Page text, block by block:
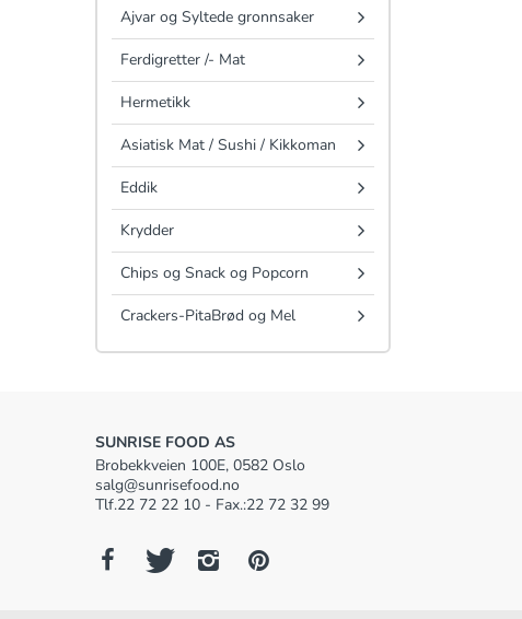
Ajvar og Syltede gronnsaker
Ferdigretter /- Mat
Hermetikk
Asiatisk Mat / Sushi / Kikkoman
Eddik
Krydder
Chips og Snack og Popcorn
Crackers-PitaBrød og Mel
SUNRISE FOOD AS
Brobekkveien 100E, 0582 Oslo
salg@sunrisefood.no
Tlf.22 72 22 10 - Fax.:22 72 32 99